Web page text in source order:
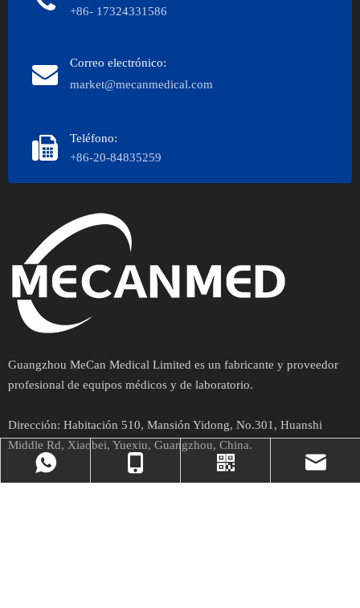
+86- 17324331586
Correo electrónico:
market@mecanmedical.com
Teléfono:
+86-20-84835259
Guangzhou MeCan Medical Limited es un fabricante y proveedor
profesional de equipos médicos y de laboratorio.
Dirección: Habitación 510, Mansión Yidong, No.301, Huanshi
Middle Rd, Xiaobei, Yuexiu, Guangzhou, China.
Enlaces rápidos